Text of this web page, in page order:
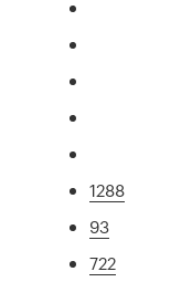
1288
93
722